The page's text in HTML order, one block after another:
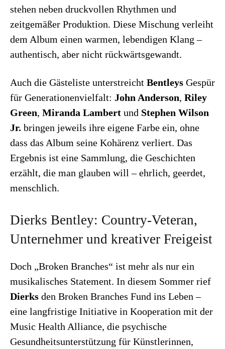
stehen neben druckvollen Rhythmen und
zeitgemäßer Produktion. Diese Mischung verleiht
dem Album einen warmen, lebendigen Klang –
authentisch, aber nicht rückwärtsgewandt.
Auch die Gästeliste unterstreicht Bentleys Gespür
für Generationenvielfalt: John Anderson, Riley
Green, Miranda Lambert und Stephen Wilson
Jr. bringen jeweils ihre eigene Farbe ein, ohne
dass das Album seine Kohärenz verliert. Das
Ergebnis ist eine Sammlung, die Geschichten
erzählt, die man glauben will – ehrlich, geerdet,
menschlich.
Dierks Bentley: Country-Veteran,
Unternehmer und kreativer Freigeist
Doch „Broken Branches“ ist mehr als nur ein
musikalisches Statement. In diesem Sommer rief
Dierks den Broken Branches Fund ins Leben –
eine langfristige Initiative in Kooperation mit der
Music Health Alliance, die psychische
Gesundheitsunterstützung für Künstlerinnen,